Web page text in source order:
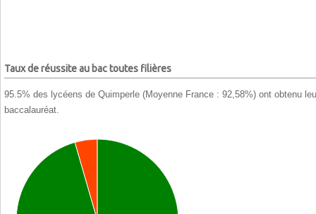
Taux de réussite au bac toutes filières
95.5% des lycéens de Quimperle (Moyenne France : 92,58%) ont obtenu
baccalauréat.